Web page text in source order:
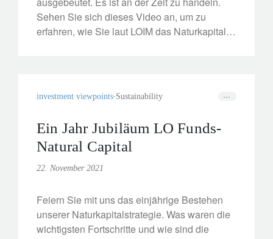
Sehen Sie sich dieses Video an, um zu
erfahren, wie Sie laut LOIM das Naturkapital
investment viewpoints Sustainability
Ein Jahr Jubiläum LO Funds-
Natural Capital
22. November 2021
Feiern Sie mit uns das einjährige Bestehen
unserer Naturkapitalstrategie. Was waren die
wichtigsten Fortschritte und wie sind die